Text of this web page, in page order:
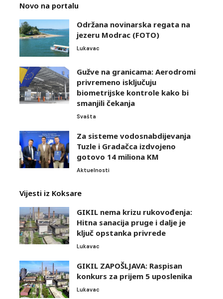
Novo na portalu
Održana novinarska regata na
jezeru Modrac (FOTO)
Lukavac
Gužve na granicama: Aerodromi
privremeno isključuju
biometrijske kontrole kako bi
smanjili čekanja
Svašta
Za sisteme vodosnabdijevanja
Tuzle i Gradačca izdvojeno
gotovo 14 miliona KM
Aktuelnosti
Vijesti iz Koksare
GIKIL nema krizu rukovođenja:
Hitna sanacija pruge i dalje je
ključ opstanka privrede
Lukavac
GIKIL ZAPOŠLJAVA: Raspisan
konkurs za prijem 5 uposlenika
Lukavac